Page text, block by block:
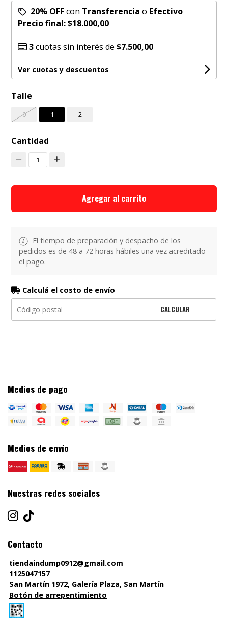
20% OFFcon Transferencia o Efectivo
Precio final:$18.000,00
3cuotas sin interés de$7.500,00
Ver cuotas y descuentos
Talle
0 1 2
Cantidad
1
Agregar al carrito
El tiempo de preparación y despacho de los
pedidos es de 48 a 72 horas hábiles una vez acreditado
el pago.
Calculá el costo de envío
CALCULAR
Medios de pago
Medios de envío
Nuestras redes sociales
Contacto
tiendaindump0912@gmail.com
1125047157
San Martín 1972, Galería Plaza, San Martín
Botón de arrepentimiento